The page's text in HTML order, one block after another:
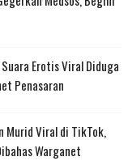
Suara Erotis Viral Diduga
Penasaran
Murid Viral di TikTok,
Warganet